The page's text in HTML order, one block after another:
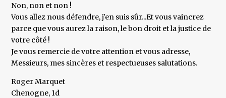
Non, non et non !
Vous allez nous défendre, j'en suis sûr...Et vous vaincrez
parce que vous aurez la raison, le bon droit et la justice de
votre côté !
Je vous remercie de votre attention et vous adresse,
Messieurs, mes sincères et respectueuses salutations.
Roger Marquet
Chenogne, 1d